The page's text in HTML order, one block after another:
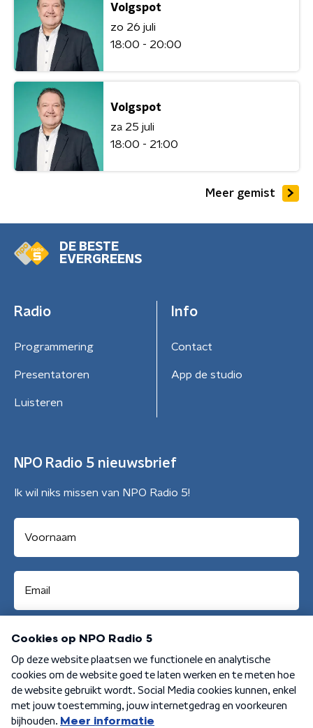
Volgspot
zo 26 juli
18:00 - 20:00
Volgspot
za 25 juli
18:00 - 21:00
Meer gemist
DE BESTE
EVERGREENS
Radio
Programmering
Presentatoren
Luisteren
Info
Contact
App de studio
NPO Radio 5 nieuwsbrief
Ik wil niks missen van NPO Radio 5!
Aanmelden
Algemene voorwaarden